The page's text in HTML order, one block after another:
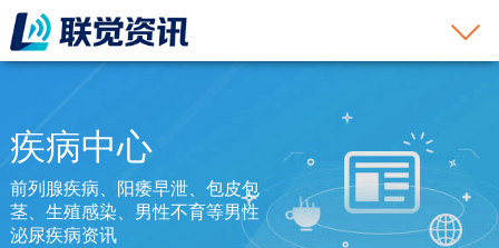
疾病中心
前列腺疾病、阳痿早泄、包皮包
茎、生殖感染、男性不育等男性
泌尿疾病资讯